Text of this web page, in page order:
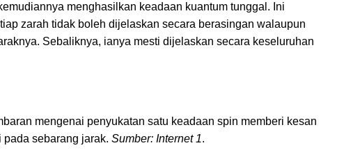
menghasilkan keadaan kuantum tunggal. Ini
zarah tidak boleh dijelaskan secara berasingan walaupun
Sebaliknya, ianya mesti dijelaskan secara keseluruhan
mengenai penyukatan satu keadaan spin memberi kesan
sebarang jarak. Sumber: Internet 1.